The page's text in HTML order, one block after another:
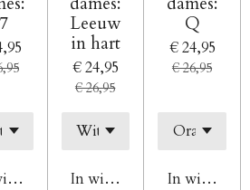
Leeuw
in hart
€ 24,95
€ 26,95
In winkelwagen
Q
€ 24,95
€ 26,95
In